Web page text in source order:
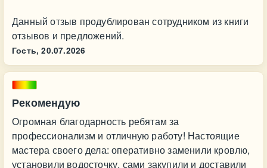
Данный отзыв продублирован сотрудником из книги
отзывов и предложений.
Гость, 20.07.2026
Рекомендую
Огромная благодарность ребятам за
профессионализм и отличную работу! Настоящие
мастера своего дела: оперативно заменили кровлю,
установили водосточку, сами закупили и доставили